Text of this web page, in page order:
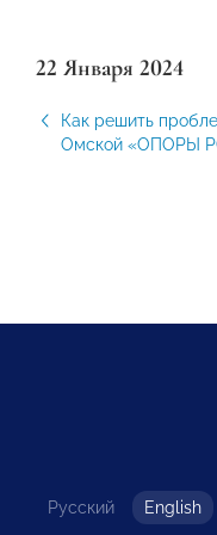
22 Января 2024
Как решить
Омской «ОПОРЫ
Русский English